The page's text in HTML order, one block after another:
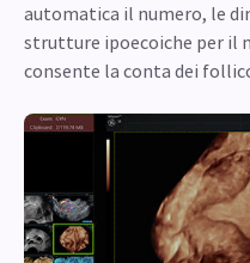
automatica il numero, le
strutture ipoecoiche per il
consente la conta dei